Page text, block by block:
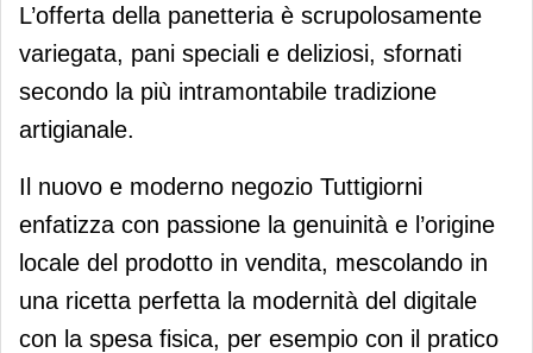
L’offerta della panetteria è scrupolosamente
variegata, pani speciali e deliziosi, sfornati
secondo la più intramontabile tradizione
artigianale.
Il nuovo e moderno negozio Tuttigiorni
enfatizza con passione la genuinità e l’origine
locale del prodotto in vendita, mescolando in
una ricetta perfetta la modernità del digitale
con la spesa fisica, per esempio con il pratico